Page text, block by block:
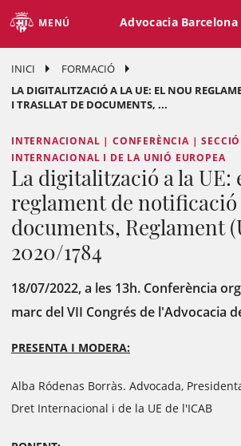
MENÚ Advocacia Barcelona
INICI
FORMACIÓ
LA DIGITALITZACIÓ A LA UE: EL NOU
I TRASLLAT DE DOCUMENTS, ...
INTERNACIONAL | CONFERÈNCIA | SECCIÓ
INTERNACIONAL I DE LA UNIÓ EUROPEA
La digitalització a la UE:
reglament de
documents, Reglament
2020/1784
18/07/2022, a les 13h. Conferència
marc del VII Congrés de l'Advocacia
PRESENTA I MODERA:
Alba Ródenas Borràs. Advocada,
Dret Internacional i de la UE de l'ICAB